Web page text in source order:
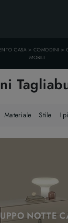
CASA > COMODINI >
MOBILI
Materiale Stile I
NOTTE